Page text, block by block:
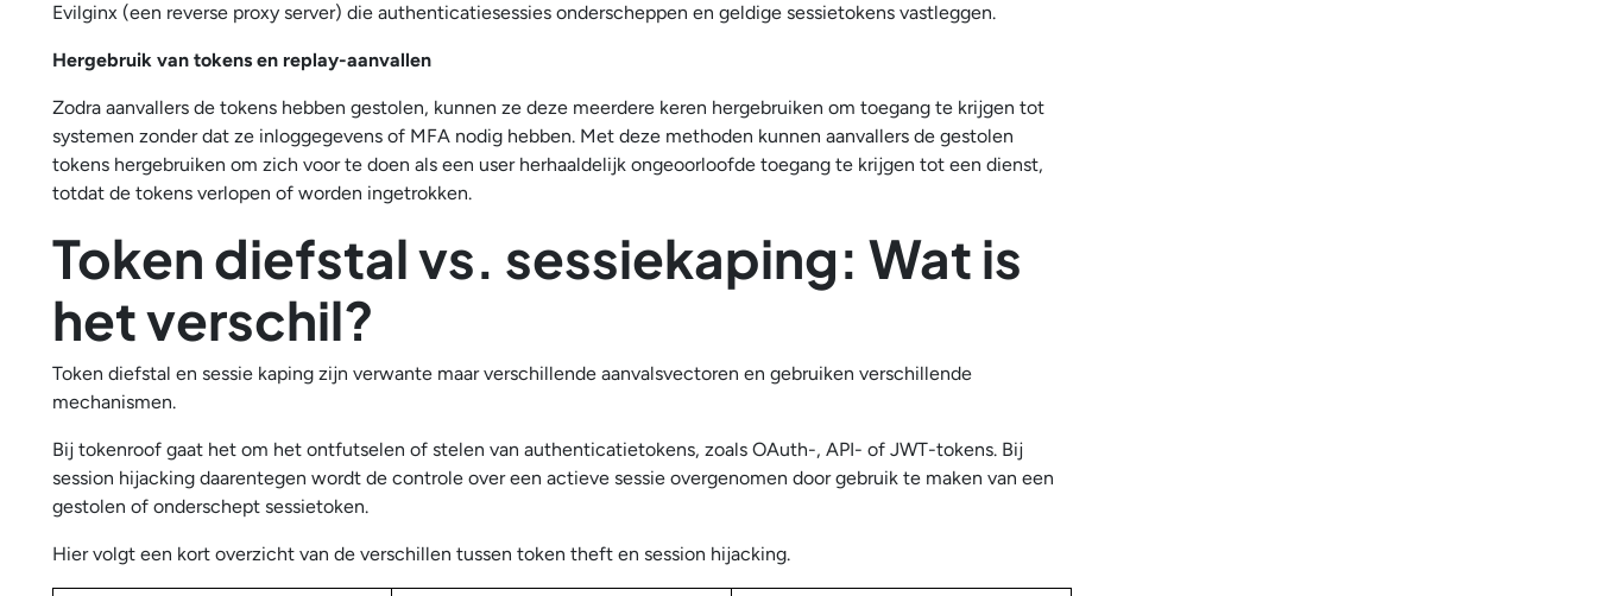
Evilginx (een reverse proxy server) die authenticatiesessies onderscheppen en geldige sessietokens vastleggen.
Hergebruik van tokens en replay-aanvallen
Zodra aanvallers de tokens hebben gestolen, kunnen ze deze meerdere keren hergebruiken om toegang te krijgen tot
systemen zonder dat ze inloggegevens of MFA nodig hebben. Met deze methoden kunnen aanvallers de gestolen
tokens hergebruiken om zich voor te doen als een user herhaaldelijk ongeoorloofde toegang te krijgen tot een dienst,
totdat de tokens verlopen of worden ingetrokken.
Token diefstal vs. sessiekaping: Wat is
het verschil?
Token diefstal en sessie kaping zijn verwante maar verschillende aanvalsvectoren en gebruiken verschillende
mechanismen.
Bij tokenroof gaat het om het ontfutselen of stelen van authenticatietokens, zoals OAuth-, API- of JWT-tokens. Bij
session hijacking daarentegen wordt de controle over een actieve sessie overgenomen door gebruik te maken van een
gestolen of onderschept sessietoken.
Hier volgt een kort overzicht van de verschillen tussen token theft en session hijacking.